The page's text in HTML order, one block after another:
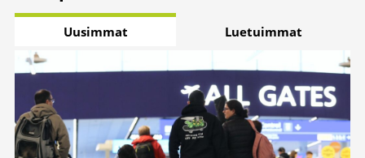
Uusimmat Luetuimmat